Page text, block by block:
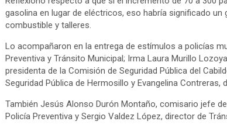
gasolina en lugar de eléctricos, eso habría significado
combustible y talleres.
Lo acompañaron en la entrega de estímulos a policías
Preventiva y Tránsito Municipal; Irma Laura Murillo
presidenta de la Comisión de Seguridad Pública del
Seguridad Pública de Hermosillo y Evangelina Contreras,
También Jesús Alonso Durón Montaño, comisario jefe
Policía Preventiva y Sergio Valdez López, director de